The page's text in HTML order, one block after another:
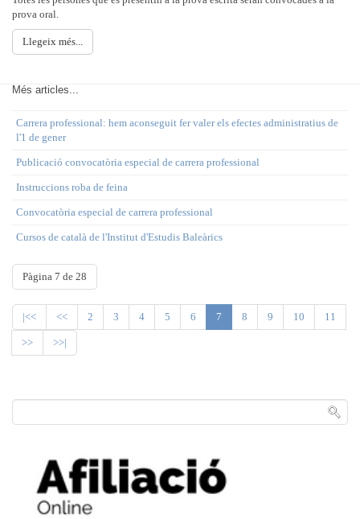
prova oral.
Llegeix més...
Més articles...
Carrera professional: hem aconseguit fer valer els efectes administratius de
l'1 de gener
Publicació convocatòria especial de carrera professional
Instruccions roba de feina
Convocatòria especial de carrera professional
Cursos de català de l'Institut d'Estudis Baleàrics
Pàgina 7 de 28
|<< << 2 3 4 5 6 7 8 9 10 11
>> >>|